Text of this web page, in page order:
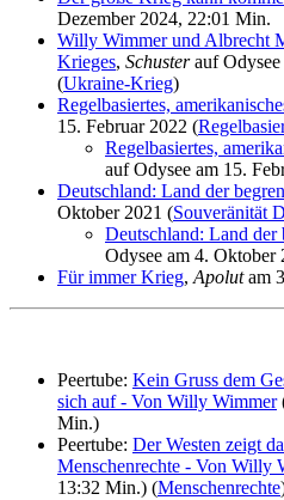
Dezember 2024, 22:01 Min.
Willy Wimmer und Albrecht
Krieges, Schusterauf
(Ukraine-Krieg)
Regelbasiertes,
15. Februar 2022 (
Regelbasiertes,
auf Odysee am 15.
Deutschland: Land der
Oktober 2021 (Souveränität
Deutschland: Land der
Odysee am 4. Oktober
Für immer Krieg, Apolutam
Peertube: Kein Gruss dem
sich auf - Von Willy Wimmer
Min.)
Peertube: Der Westen zeigt
Menschenrechte - Von Willy
13:32 Min.) (Menschenrechte